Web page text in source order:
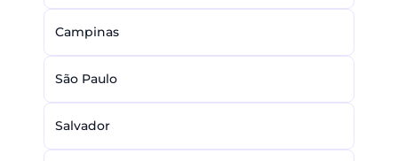
Campinas
São Paulo
Salvador